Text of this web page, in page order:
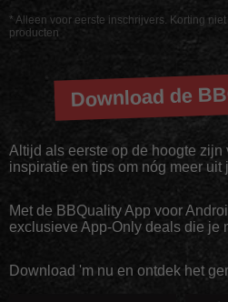
* Alleen voor eerste inschrijvers. Korting
producten
Download de
Altijd als eerste op de hoogte zijn
inspiratie en tips om nóg meer uit
Met de BBQuality App voor
exclusieve App-Only deals die je
Download 'm nu en ontdek het